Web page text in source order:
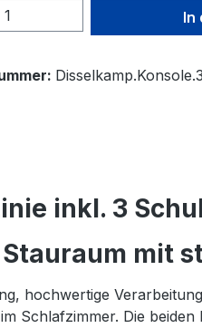
Anzahl: Gib In
inkl. 3
mit
hochwertige
Schlafzimmer. Die